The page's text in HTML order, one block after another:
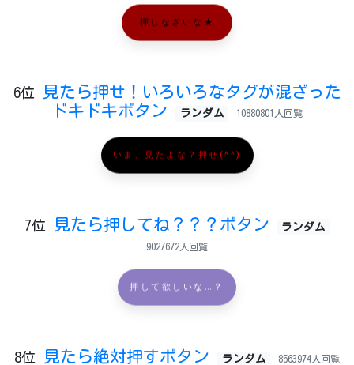
押しなさいな★
6位
見たら押せ！いろいろなタグが混ざった
ドキドキボタン
ランダム 10880801人回覧
いま、見たよな？押せ(^^)
7位 見たら押してね？？？ボタン ランダム
9027672人回覧
押して欲しいな…？
8位 見たら絶対押すボタン ランダム 8563974人回覧